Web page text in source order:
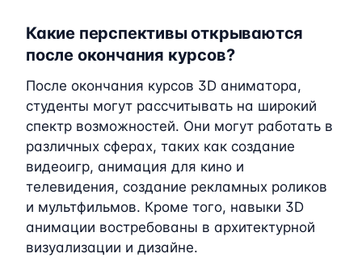
Какие перспективы открываются
после окончания курсов?
После окончания курсов 3D аниматора,
студенты могут рассчитывать на широкий
спектр возможностей. Они могут работать в
различных сферах, таких как создание
видеоигр, анимация для кино и
телевидения, создание рекламных роликов
и мультфильмов. Кроме того, навыки 3D
анимации востребованы в архитектурной
визуализации и дизайне.